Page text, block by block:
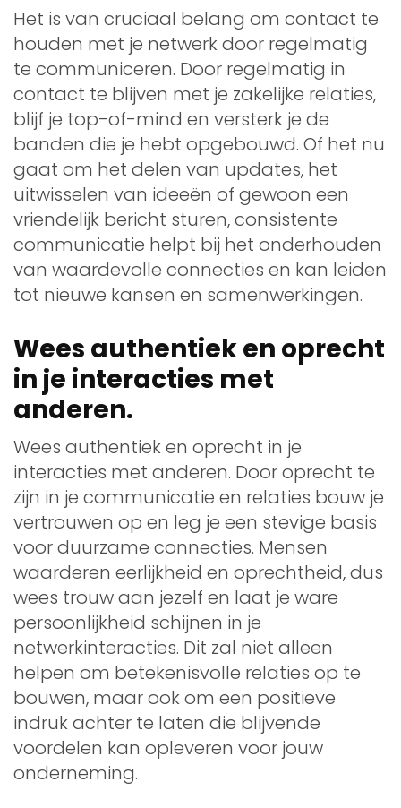
Het is van cruciaal belang om contact te
houden met je netwerk door regelmatig
te communiceren. Door regelmatig in
contact te blijven met je zakelijke relaties,
blijf je top-of-mind en versterk je de
banden die je hebt opgebouwd. Of het nu
gaat om het delen van updates, het
uitwisselen van ideeën of gewoon een
vriendelijk bericht sturen, consistente
communicatie helpt bij het onderhouden
van waardevolle connecties en kan leiden
tot nieuwe kansen en samenwerkingen.
Wees authentiek en oprecht
in je interacties met
anderen.
Wees authentiek en oprecht in je
interacties met anderen. Door oprecht te
zijn in je communicatie en relaties bouw je
vertrouwen op en leg je een stevige basis
voor duurzame connecties. Mensen
waarderen eerlijkheid en oprechtheid, dus
wees trouw aan jezelf en laat je ware
persoonlijkheid schijnen in je
netwerkinteracties. Dit zal niet alleen
helpen om betekenisvolle relaties op te
bouwen, maar ook om een positieve
indruk achter te laten die blijvende
voordelen kan opleveren voor jouw
onderneming.